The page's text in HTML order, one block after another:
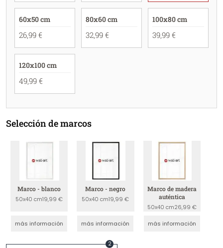
60x50 cm
26,99 €
80x60 cm
32,99 €
100x80 cm
39,99 €
120x100 cm
49,99 €
Selección de marcos
Marco - blanco
50x40 cm19,99 €
más información
Marco - negro
50x40 cm19,99 €
más información
Marco de madera
auténtica
50x40 cm26,99 €
más información
2